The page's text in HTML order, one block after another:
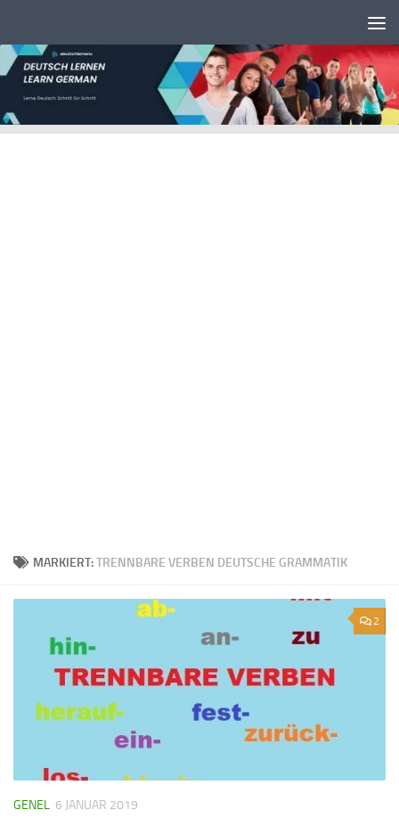
MARKIERT:TRENNBARE VERBEN DEUTSCHE GRAMMATIK
2
GENEL 6 JANUAR 2019